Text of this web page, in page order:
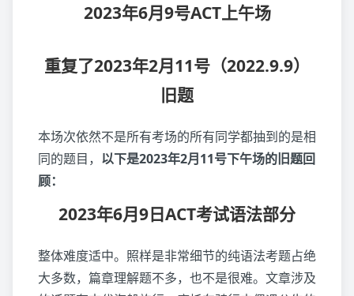
2023年6月9号ACT上午场
重复了2023年2月11号（2022.9.9）
旧题
本场次依然不是所有考场的所有同学都抽到的是相
同的题目， 以下是2023年2月11号下午场的旧题回
顾：
2023年6月9日ACT考试语法部分
整体难度适中。照样是非常细节的纯语法考题占绝
大多数，篇章理解题不多，也不是很难。文章涉及